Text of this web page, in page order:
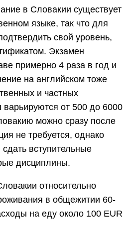
в Словакии существует
языке, так что для
свой уровень,
Экзамен
примерно 4 раза в год и
на английском тоже
и частных
варьируются от 500 до 6000
можно сразу после
не требуется, однако
вступительные
дисциплины.
относительно
в общежитии 60-
на еду около 100 EUR